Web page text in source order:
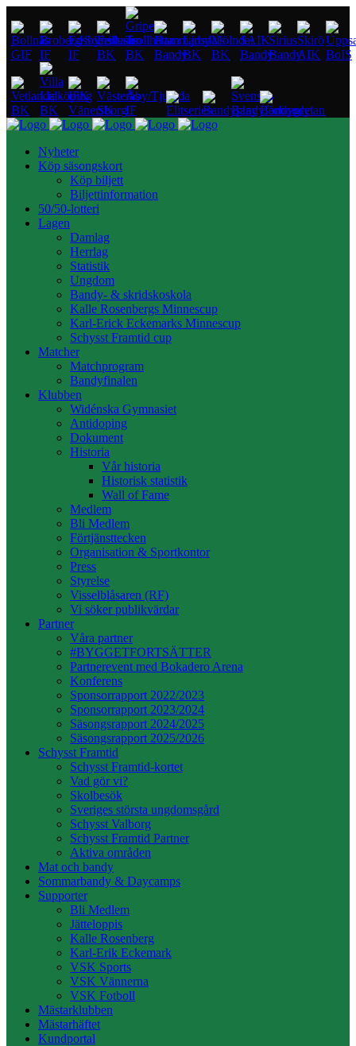
Nyheter
Köp säsongskort
Köp biljett
Biljettinformation
50/50-lotteri
Lagen
Damlag
Herrlag
Statistik
Ungdom
Bandy- & skridskoskola
Kalle Rosenbergs Minnescup
Karl-Erick Eckemarks Minnescup
Schysst Framtid cup
Matcher
Matchprogram
Bandyfinalen
Klubben
Widénska Gymnasiet
Antidoping
Dokument
Historia
Vår historia
Historisk statistik
Wall of Fame
Medlem
Bli Medlem
Förtjänsttecken
Organisation & Sportkontor
Press
Styrelse
Visselblåsaren (RF)
Vi söker publikvärdar
Partner
Våra partner
#BYGGETFORTSÄTTER
Partnerevent med Bokadero Arena
Konferens
Sponsorrapport 2022/2023
Sponsorrapport 2023/2024
Säsongsrapport 2024/2025
Säsongsrapport 2025/2026
Schysst Framtid
Schysst Framtid-kortet
Vad gör vi?
Skolbesök
Sveriges största ungdomsgård
Schysst Valborg
Schysst Framtid Partner
Aktiva områden
Mat och bandy
Sommarbandy & Daycamps
Supporter
Bli Medlem
Jätteloppis
Kalle Rosenberg
Karl-Erik Eckemark
VSK Sports
VSK Vännerna
VSK Fotboll
Mästarklubben
Mästarhäftet
Kundportal